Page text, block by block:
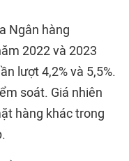
Ngân hàng
2022 và 2023
lượt 4,2% và 5,5%.
soát. Giá nhiên
hàng khác trong